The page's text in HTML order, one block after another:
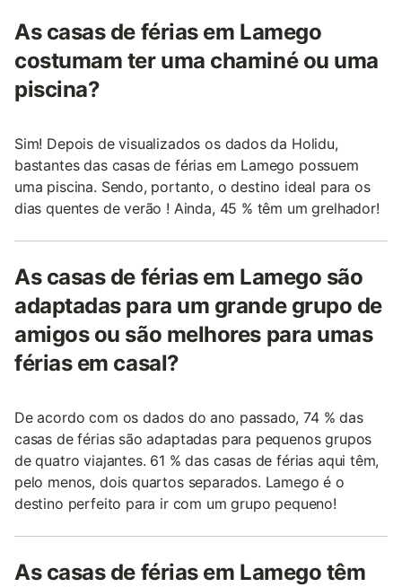
As casas de férias em Lamego
costumam ter uma chaminé ou uma
piscina?
Sim! Depois de visualizados os dados da Holidu,
bastantes das casas de férias em Lamego possuem
uma piscina. Sendo, portanto, o destino ideal para os
dias quentes de verão ! Ainda, 45 % têm um grelhador!
As casas de férias em Lamego são
adaptadas para um grande grupo de
amigos ou são melhores para umas
férias em casal?
De acordo com os dados do ano passado, 74 % das
casas de férias são adaptadas para pequenos grupos
de quatro viajantes. 61 % das casas de férias aqui têm,
pelo menos, dois quartos separados. Lamego é o
destino perfeito para ir com um grupo pequeno!
As casas de férias em Lamego têm